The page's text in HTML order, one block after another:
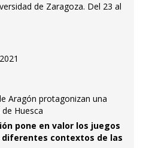
de Zaragoza. Del 23 al
Aragón protagonizan una
Huesca
pone en valor los juegos
contextos de las